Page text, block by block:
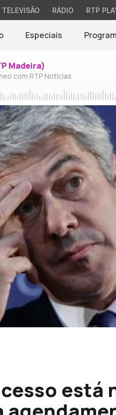
TELEVISÃO RÁDIO RTP
Especiais
Madeira)
com RTP Notícias
está